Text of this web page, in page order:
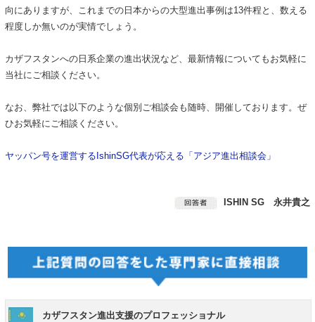
向にありますが、これまでの日本からの大型進出事例は13件程と、数える
程度しか無いのが実情でしょう。
カザフスタンへの日系企業の進出状況など、最新情報についてもお気軽に
当社にご相談ください。
なお、弊社では以下のような個別ご相談会も随時、開催しております。ぜ
ひお気軽にご相談ください。
ヤッパン号を運営するIshinSG代表が応える「アジア進出相談会」
ISHIN SG 永井貴之
カザフスタン進出支援のプロフェッショナル